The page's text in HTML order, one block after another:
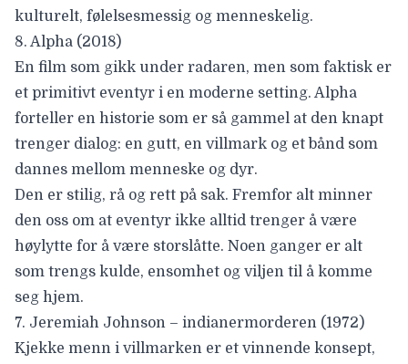
kulturelt, følelsesmessig og menneskelig.
8. Alpha (2018)
En film som gikk under radaren, men som faktisk er
et primitivt eventyr i en moderne setting. Alpha
forteller en historie som er så gammel at den knapt
trenger dialog: en gutt, en villmark og et bånd som
dannes mellom menneske og dyr.
Den er stilig, rå og rett på sak. Fremfor alt minner
den oss om at eventyr ikke alltid trenger å være
høylytte for å være storslåtte. Noen ganger er alt
som trengs kulde, ensomhet og viljen til å komme
seg hjem.
7. Jeremiah Johnson – indianermorderen (1972)
Kjekke menn i villmarken er et vinnende konsept,